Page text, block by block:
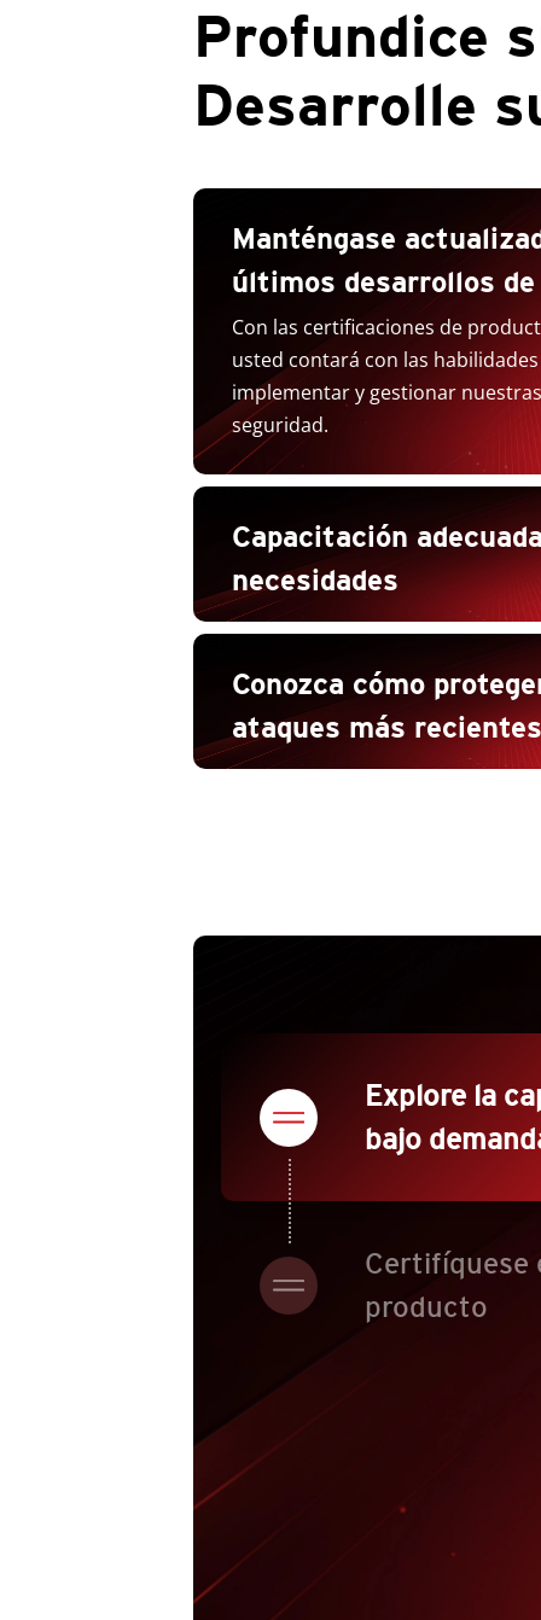
Profundice
Desarrolle
Manténgase
últimos desarrollos
Con las certificaciones de
usted contará con las
implementar y gestionar
seguridad.
Capacitación
necesidades
Conozca cómo
ataques más recientes
Explore la
bajo
Certifíquese
producto